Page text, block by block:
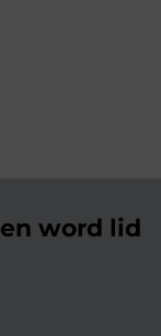
word lid